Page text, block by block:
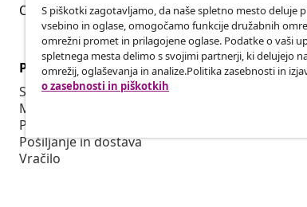
Oddaj zahtevek za odstop od naročila.
Podpora za stranke
Sledite svojemu naročilu
Moj račun
Plačilo
Pošiljanje in dostava
Vračilo
S piškotki zagotavljamo, da naše spletno mesto deluje
vsebino in oglase, omogočamo funkcije družabnih
omrežni promet in prilagojene oglase. Podatke o vaši
spletnega mesta delimo s svojimi partnerji, ki delujejo
omrežij, oglaševanja in analize.Politika zasebnosti in
o zasebnosti in piškotkih